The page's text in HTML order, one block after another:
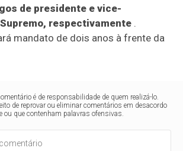
de presidente e vice-
respectivamente .
mandato de dois anos à frente da
é de responsabilidade de quem realizá-lo.
de reprovar ou eliminar comentários em desacordo
ou que contenham palavras ofensivas.